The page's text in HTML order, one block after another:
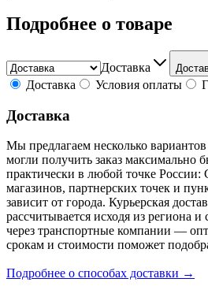
Подробнее о товаре
Доставка
Доставка Условия оплаты
Доставка
Мы предлагаем несколько
могли получить заказ максимально
практически в любой точке
магазинов, партнерских точек и
зависит от города. Курьерская
рассчитывается исходя из региона
через транспортные компании —
срокам и стоимости поможет
Подробнее о способах доставки →